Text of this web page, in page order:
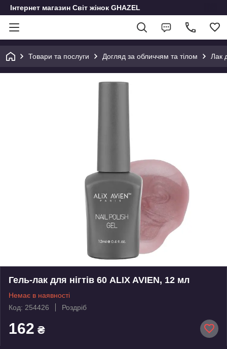
Інтернет магазин Світ жінок GHAZEL
Товари та послуги Догляд за обличчям та тілом Лак
Гель-лак для нігтів 60 ALIX AVIEN, 12 мл
Немає в наявності
Код: 254426
Роздріб
162 ₴